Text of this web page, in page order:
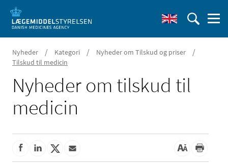
Nyheder / Kategori / Nyheder om Tilskud og priser /
Tilskud til medicin
Nyheder om tilskud til
medicin